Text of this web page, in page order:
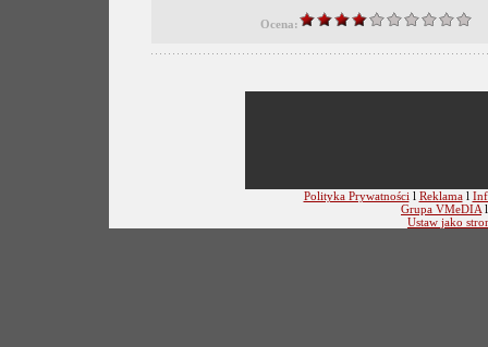
Ocena:
Polityka Prywatności l Reklamal
Grupa VMeDIA
Ustaw jako